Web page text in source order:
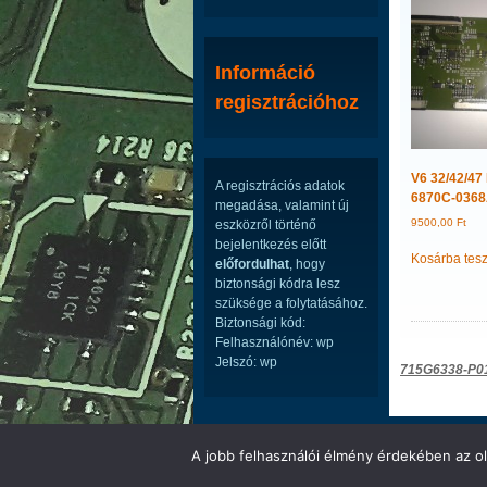
V6 32/42/47
6870C-
9500,00Ft
Kosárba
715G6338-
Információ
regisztrációhoz
A regisztrációs adatok
megadása, valamint új
eszközről történő
bejelentkezés előtt
előfordulhat, hogy
biztonsági kódra lesz
szüksége a folytatásához.
Biztonsági kód:
Felhasználónév: wp
Jelszó: wp
LED ÉS LCD TV ALKATRÉSZEK
A jobb felhasználói élmény érdekében az